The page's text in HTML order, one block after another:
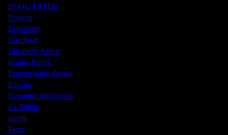
DSQUARED2
Dupont
Eisenberg
Elie Saab
Elizabeth Arden
Emilio Pucci
Ermenegildo Zegna
Escada
Escentric Molecules
Ex Nihilo
Fendi
Ferre